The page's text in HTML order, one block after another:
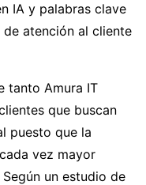
IA y palabras clave
atención al cliente
tanto Amura IT
que buscan
puesto que la
vez mayor
un estudio de